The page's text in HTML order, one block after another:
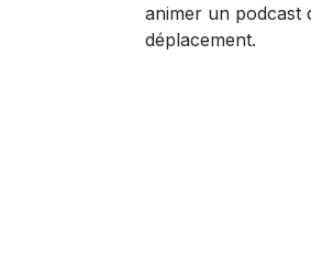
animer un podcast
déplacement.